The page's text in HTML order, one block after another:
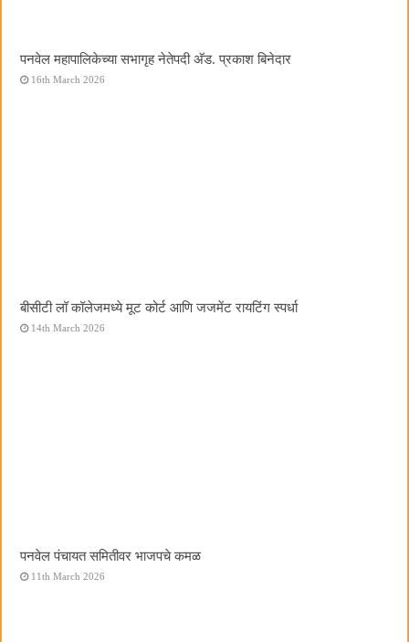
पनवेल महापालिकेच्या सभागृह नेतेपदी अ‍ॅड. प्रकाश बिनेदार
16th March 2026
बीसीटी लॉ कॉलेजमध्ये मूट कोर्ट आणि जजमेंट रायटिंग स्पर्धा
14th March 2026
पनवेल पंचायत समितीवर भाजपचे कमळ
11th March 2026